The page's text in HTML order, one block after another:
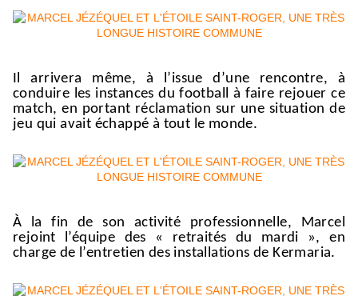
Ilarrivera même, à l’issue d’une rencontre, à
conduire les instances du football à faire rejouer ce
match,en portant réclamation sur une situation de
jeu qui avait échappé à tout le monde.
À la fin de son activité professionnelle, Marcel
rejoint l’équipe des « retraités du mardi », en
charge de l’entretien des installations de Kermaria.